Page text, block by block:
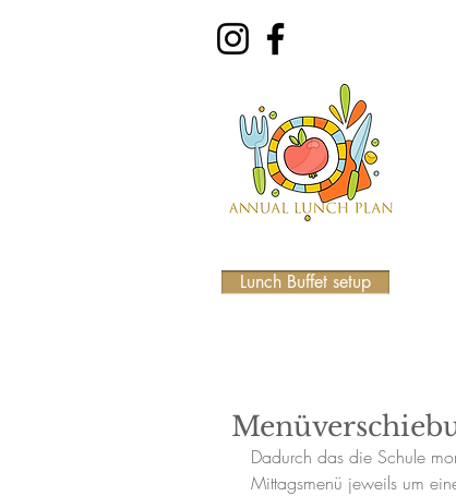
Lunch Buffet setup
Dadurch das die Schule
Mittagsmenü jeweils um